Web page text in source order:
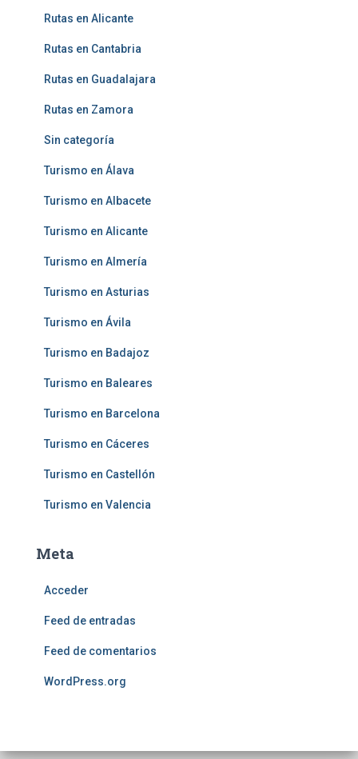
Rutas en Alicante
Rutas en Cantabria
Rutas en Guadalajara
Rutas en Zamora
Sin categoría
Turismo en Álava
Turismo en Albacete
Turismo en Alicante
Turismo en Almería
Turismo en Asturias
Turismo en Ávila
Turismo en Badajoz
Turismo en Baleares
Turismo en Barcelona
Turismo en Cáceres
Turismo en Castellón
Turismo en Valencia
Meta
Acceder
Feed de entradas
Feed de comentarios
WordPress.org